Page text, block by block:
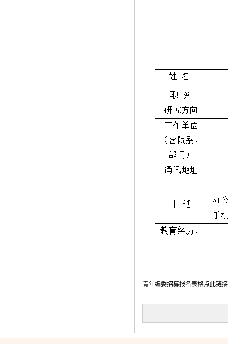
青年编委招募报名表格点此链